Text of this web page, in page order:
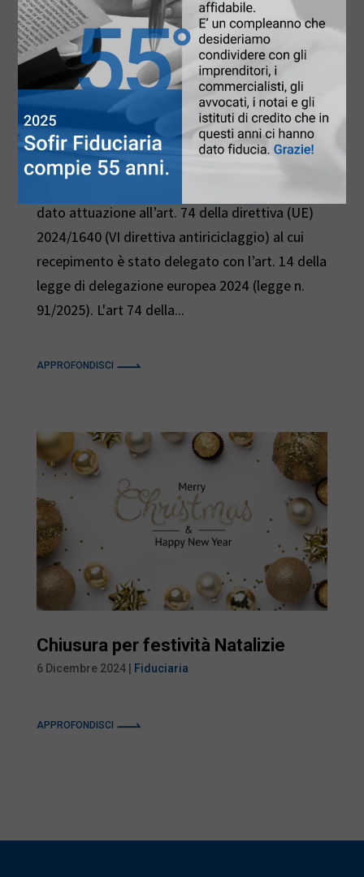
Registro dei Titolari Effettivi: buone
notizie!
23 Ottobre 2025|Fiduciaria
dato attuazione all’art. 74 della direttiva (UE)
2024/1640 (VI direttiva antiriciclaggio) al cui
recepimento è stato delegato con l’art. 14 della
legge di delegazione europea 2024 (legge n.
91/2025). L'art 74 della...
APPROFONDISCI
Chiusura per festività Natalizie
6 Dicembre 2024| Fiduciaria
APPROFONDISCI